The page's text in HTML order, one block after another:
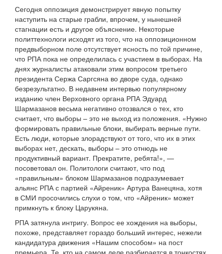
Сегодня оппозиция демонстрирует явную попытку
наступить на старые грабли, впрочем, у нынешней
стагнации есть и другое объяснение. Некоторые
политтехнологи исходят из того, что на оппозиционном
предвыборном поле отсутствует ясность по той причине,
что РПА пока не определилась с участием в выборах. На
днях журналисты атаковали этим вопросом третьего
президента Сержа Саргсяна во дворе суда, однако
безрезультатно. В недавнем интервью популярному
изданию член Верховного органа РПА Эдуард
Шармазанов весьма негативно отозвался о тех, кто
считает, что выборы – это не выход из положения. «Нужно
формировать правильные блоки, выбирать верные пути.
Есть люди, которые злорадствуют от того, что их в этих
выборах нет, дескать, выборы – это отнюдь не
продуктивный вариант. Прекратите, ребята!», —
посоветовал он. Политологи считают, что под
«правильным» блоком Шармазанов подразумевает
альянс РПА с партией «Айреник» Артура Ванецяна, хотя
в СМИ просочились слухи о том, что «Айреник» может
примкнуть к блоку Царукяна.
РПА затянула интригу. Вопрос ее хождения на выборы,
похоже, представляет гораздо больший интерес, нежели
кандидатура движения «Нашим способом» на пост